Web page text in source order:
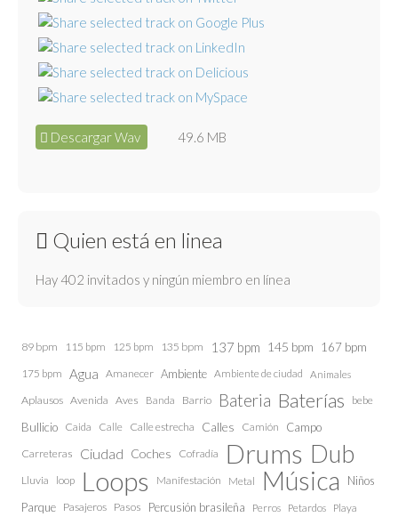
Descargar Wav 49.6 MB
Quien está en linea
Hay 402 invitados y ningún miembro en línea
89 bpm 115 bpm 125 bpm 135 bpm 137 bpm 145 bpm 167 bpm
175 bpm Agua Amanecer Ambiente Ambiente de ciudad Animales
Aplausos Avenida Aves Banda Barrio Bateria Baterías bebe
Bullicio Caida Calle Calle estrecha Calles Camión Campo
Carreteras Ciudad Coches Cofradía Drums Dub
Lluvia loop Loops Manifestación Metal Música
Niños
Parque Pasajeros Pasos Percusión brasileña Perros Petardos Playa